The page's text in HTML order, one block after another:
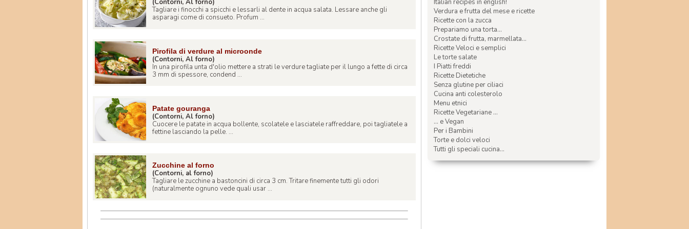
(Contorni, Al forno)
Tagliare i finocchi a spicchi e lessarli al dente in acqua salata. Lessare anche gli
asparagi come di consueto. Profum ...
Pirofila di verdure al microonde
(Contorni, Al forno)
In una pirofila unta d'olio mettere a strati le verdure tagliate per il lungo a fette di circa
3 mm di spessore, condend ...
Patate gouranga
(Contorni, Al forno)
Cuocere le patate in acqua bollente, scolatele e lasciatele raffreddare, poi tagliatele a
fettine lasciando la pelle. ...
Zucchine al forno
(Contorni, al forno)
Tagliare le zucchine a bastoncini di circa 3 cm. Tritare finemente tutti gli odori
(naturalmente ognuno vede quali usar ...
Italian recipes in english!
Verdura e frutta del mese e ricette
Ricette con la zucca
Prepariamo una torta...
Crostate di frutta, marmellata...
Ricette Veloci e semplici
Le torte salate
I Piatti freddi
Ricette Dietetiche
Senza glutine per ciliaci
Cucina anti colesterolo
Menu etnici
Ricette Vegetariane ...
... e Vegan
Per i Bambini
Torte e dolci veloci
Tutti gli speciali cucina...